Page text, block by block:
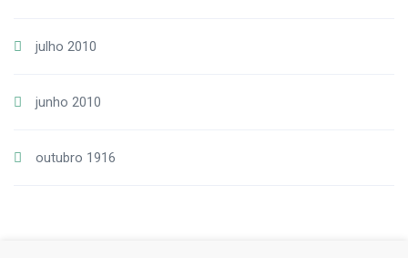
julho 2010
junho 2010
outubro 1916